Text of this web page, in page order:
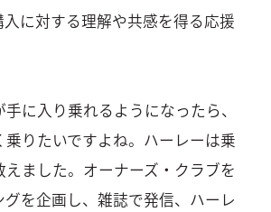
に対する理解や共感を得る応援
に入り乗れるようになったら、
乗りたいですよね。ハーレーは乗
えました。オーナーズ・クラブを
を企画し、雑誌で発信、ハーレ